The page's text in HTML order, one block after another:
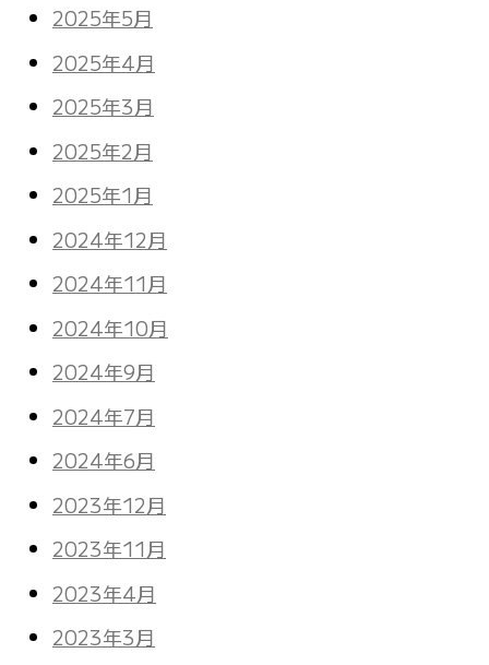
2025年5月
2025年4月
2025年3月
2025年2月
2025年1月
2024年12月
2024年11月
2024年10月
2024年9月
2024年7月
2024年6月
2023年12月
2023年11月
2023年4月
2023年3月